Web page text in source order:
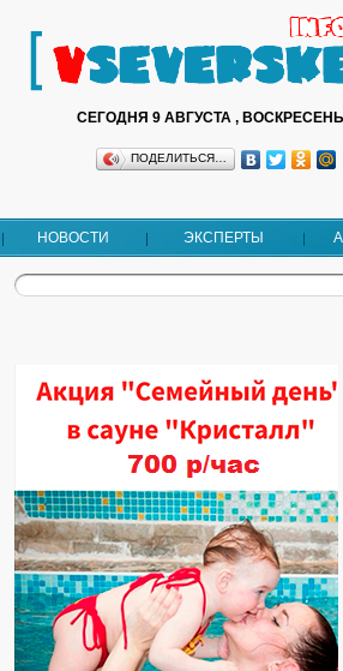
СЕГОДНЯ 9 АВГУСТА ,
ПОДЕЛИТЬСЯ…
НОВОСТИ ЭКСПЕРТЫ